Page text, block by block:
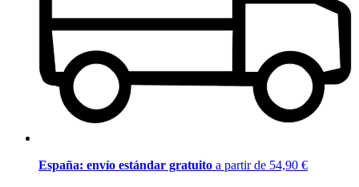
España: envío estándar gratuito a partir de 54,90 €